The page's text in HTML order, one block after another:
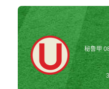
秘鲁甲